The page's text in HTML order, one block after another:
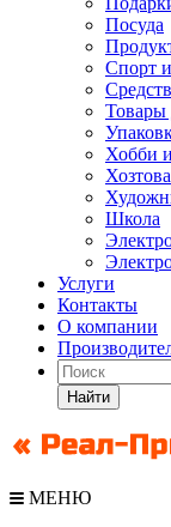
Посуда
Спорт
Хобби
Школа
Услуги
Контакты
О компании
Найти
МЕНЮ